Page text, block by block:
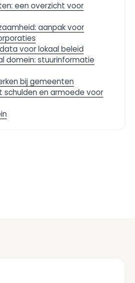
een overzicht voor
aanpak voor
voor lokaal beleid
domein: stuurinformatie
bij gemeenten
schulden en armoede voor